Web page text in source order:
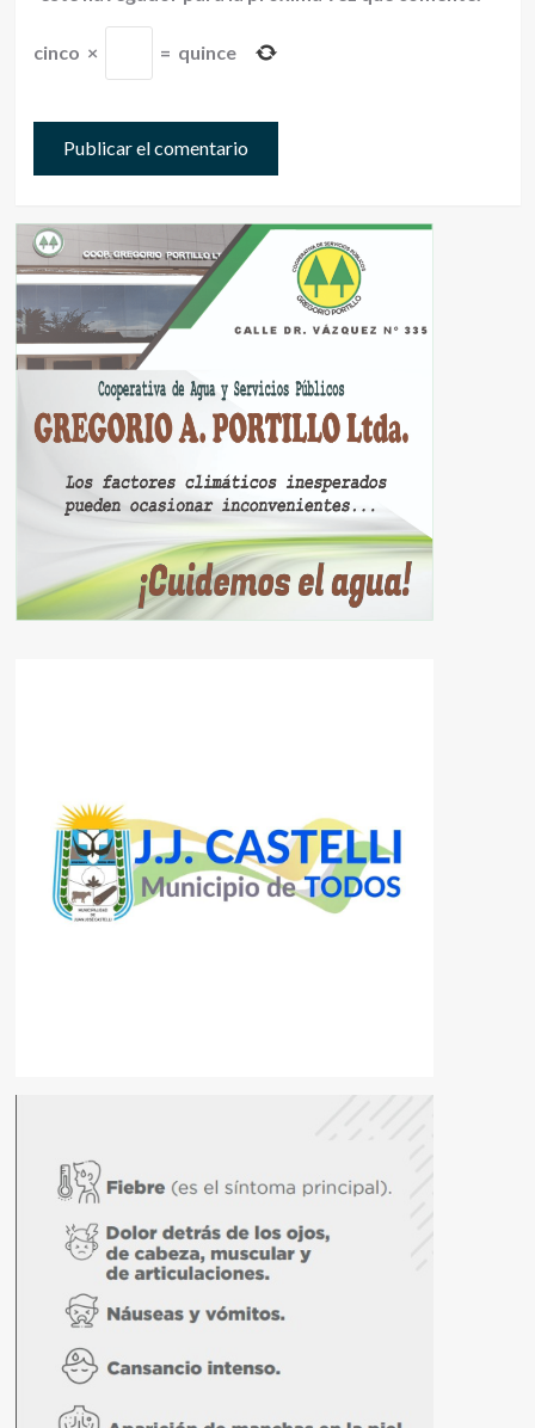
cinco × = quince